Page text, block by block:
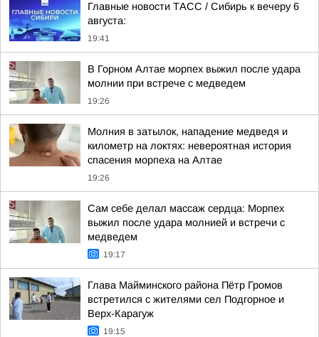
Главные новости ТАСС / Сибирь к вечеру 6
августа:
19:41
В Горном Алтае морпех выжил после удара
молнии при встрече с медведем
19:26
Молния в затылок, нападение медведя и
километр на локтях: невероятная история
спасения морпеха на Алтае
19:26
Сам себе делал массаж сердца: Морпех
выжил после удара молнией и встречи с
медведем
19:17
Глава Майминского района Пётр Громов
встретился с жителями сел Подгорное и
Верх-Карагуж
19:15